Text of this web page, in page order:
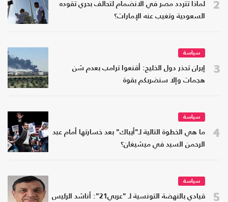
2
لماذا تتردد مصر في الانضمام لتحالف بحري تقوده
السعودية وتغيب عنه الإمارات؟
3
سياسة
إيران تحذر دول الخليج: أقنعوا ترامب بعدم شن
هجمات وإلا سنضربكم بقوة
4
سياسة
ما هي الخطوة التالية لـ"أيباك" بعد خسارتها أمام عبد
الرحمن السيد في ميشيغان؟
5
سياسة
قيادي بالنهضة التونسية لـ "عربي21": أناشد الرئيس